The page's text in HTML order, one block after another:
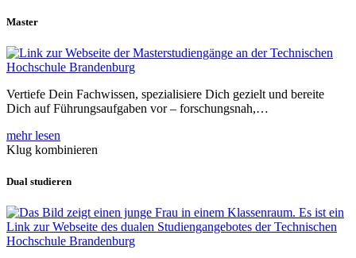
Master
Vertiefe Dein Fachwissen, spezialisiere Dich gezielt und bereite
Dich auf Führungsaufgaben vor – forschungsnah,…
mehr lesen
Klug kombinieren
Dual studieren